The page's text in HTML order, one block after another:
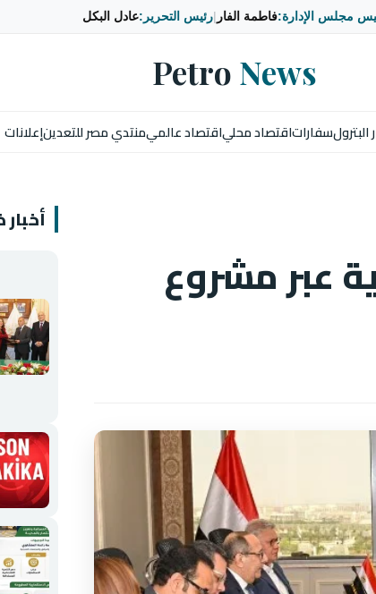
مجلس الإدارة:فاطمة الفار رئيس التحرير:عادل البكل
Petro News
البترولسفاراتاقتصاد محلياقتصاد عالميمنتدي مصر للتعدينإعلانات
عبر مشروع